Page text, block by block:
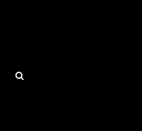
Currency: